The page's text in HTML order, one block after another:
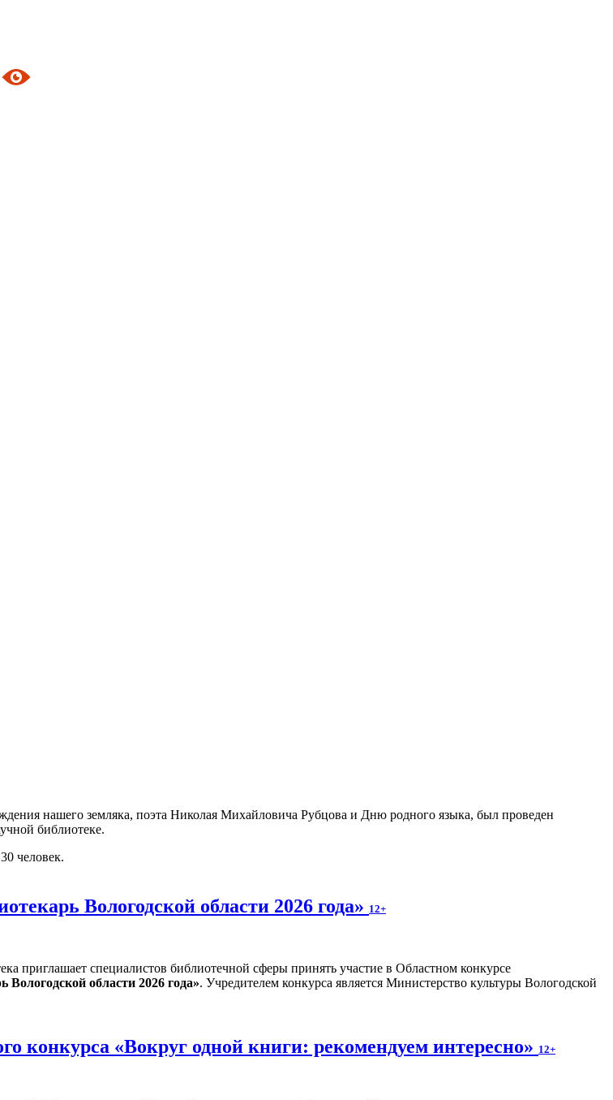
нашего земляка, поэта Николая Михайловича Рубцова и Дню родного языка, был проведен
библиотеке.
человек.
Вологодской области 2026 года» 12+
приглашает специалистов библиотечной сферы принять участие в Областном конкурсе
области 2026 года». Учредителем конкурса является Министерство культуры Вологодской
конкурса «Вокруг одной книги: рекомендуем интересно» 12+